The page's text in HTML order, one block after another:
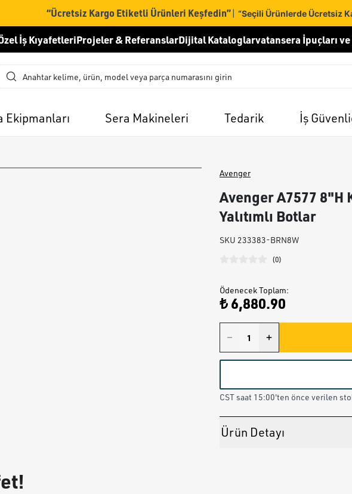
“Ücretsiz Kargo Etiketli Ürünleri Keşfedin”| “Seçili Ürünlerde Ücretsiz
İş KıyafetleriProjeler & ReferanslarDijital Kataloglarvatansera İpuçları ve
Ekipmanları Sera Makineleri Tedarik İş
Avenger
Avenger A7577 8"H
Yalıtımlı Botlar
SKU 233383-BRN8W
(0)
Ödenecek Toplam:
₺ 6,880.90
CST saat 15:00'ten önce verilen
Ürün Detayı